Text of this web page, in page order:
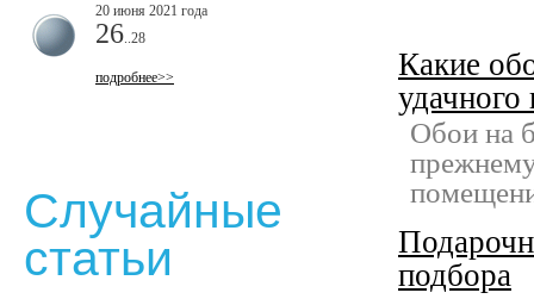
Какие
Обои на
подбора
20 июня 2021 года
26 ..28
подробнее>>
Случайные
статьи